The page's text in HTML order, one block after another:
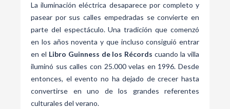
La iluminación eléctrica desaparece por completo y
pasear por sus calles empedradas se convierte en
parte del espectáculo. Una tradición que comenzó
en los años noventa y que incluso consiguió entrar
en el Libro Guinness de los Récords cuando la villa
iluminó sus calles con 25.000 velas en 1996. Desde
entonces, el evento no ha dejado de crecer hasta
convertirse en uno de los grandes referentes
culturales del verano.